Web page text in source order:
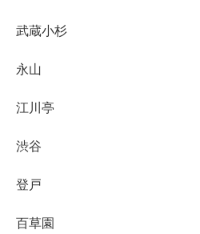
武蔵小杉
永山
江川亭
渋谷
登戸
百草園